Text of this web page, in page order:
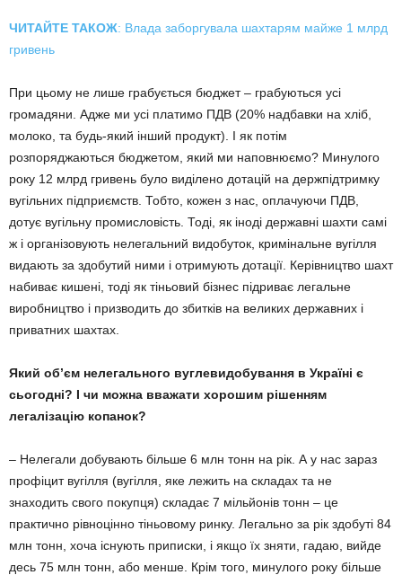
ЧИТАЙТЕ ТАКОЖ: Влада заборгувала шахтарям майже 1 млрд
гривень
При цьому не лише грабується бюджет – грабуються усі
громадяни. Адже ми усі платимо ПДВ (20% надбавки на хліб,
молоко, та будь-який інший продукт). І як потім
розпоряджаються бюджетом, який ми наповнюємо? Минулого
року 12 млрд гривень було виділено дотацій на держпідтримку
вугільних підприємств. Тобто, кожен з нас, оплачуючи ПДВ,
дотує вугільну промисловість. Тоді, як іноді державні шахти самі
ж і організовують нелегальний видобуток, кримінальне вугілля
видають за здобутий ними і отримують дотації. Керівництво шахт
набиває кишені, тоді як тіньовий бізнес підриває легальне
виробництво і призводить до збитків на великих державних і
приватних шахтах.
Який об’єм нелегального вуглевидобування в Україні є
сьогодні? І чи можна вважати хорошим рішенням
легалізацію копанок?
– Нелегали добувають більше 6 млн тонн на рік. А у нас зараз
профіцит вугілля (вугілля, яке лежить на складах та не
знаходить свого покупця) складає 7 мільйонів тонн – це
практично рівноцінно тіньовому ринку. Легально за рік здобуті 84
млн тонн, хоча існують приписки, і якщо їх зняти, гадаю, вийде
десь 75 млн тонн, або менше. Крім того, минулого року більше